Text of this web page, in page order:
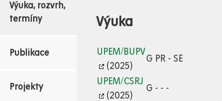
Výuka, rozvrh,
termíny
Publikace
Projekty
Výuka
UPEM/BUPV
(2025)
G PR - SE
UPEM/CSRJ
(2025)
G - - -